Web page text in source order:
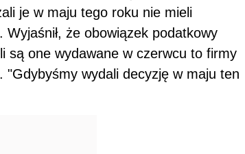
je w maju tego roku nie mieli
że obowiązek podatkowy
są one wydawane w czerwcu to firmy
wydali decyzję w maju ten